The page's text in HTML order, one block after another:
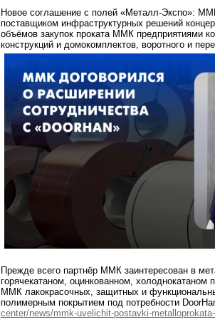
Новое соглашение с полей «Металл-Экспо»:
поставщиком инфраструктурных решений
объёмов закупок проката ММК предприятиями
конструкций и домокомплектов, воротного и
Прежде всего партнёр ММК заинтересован в
горячекатаном, оцинкованном,
ММК лакокрасочных, защитных и
полимерным покрытием под потребности
center/news/mmk-uvelichit-postavki-